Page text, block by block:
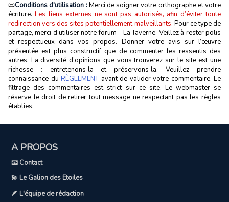
📜Conditions d'utilisation :Merci de soigner votre orthographe et votre
écriture.Les liens externes ne sont pas autorisés, afin d’éviter toute
redirection vers des sites potentiellement malveillants. Pour ce type de
partage, merci d’utiliser notre forum - La Taverne. Veillez à rester polis
et respectueux dans vos propos. Donner votre avis sur l’œuvre
présentée est plus constructif que de commenter les ressentis des
autres. La diversité d’opinions que vous trouverez sur le site est une
richesse : entretenons‑la et préservons‑la. Veuillez prendre
connaissance du RÈGLEMENTavant de valider votre commentaire. Le
filtrage des commentaires est strict sur ce site. Le webmaster se
réserve le droit de retirer tout message ne respectant pas les règles
établies.
A PROPOS
📧 Contact
💫 Le Galion des Etoiles
🪶 L'équipe de rédaction